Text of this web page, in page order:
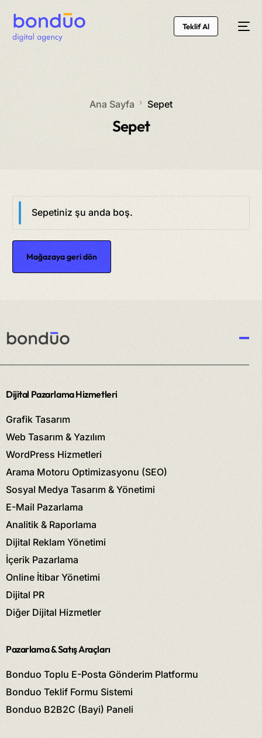
Teklif Al
Ana Sayfa Sepet
Sepet
Sepetiniz şu anda boş.
Mağazaya geri dön
Dijital Pazarlama Hizmetleri
Grafik Tasarım
Web Tasarım & Yazılım
WordPress Hizmetleri
Arama Motoru Optimizasyonu (SEO)
Sosyal Medya Tasarım & Yönetimi
E-Mail Pazarlama
Analitik & Raporlama
Dijital Reklam Yönetimi
İçerik Pazarlama
Online İtibar Yönetimi
Dijital PR
Diğer Dijital Hizmetler
Pazarlama & Satış Araçları
Bonduo Toplu E-Posta Gönderim Platformu
Bonduo Teklif Formu Sistemi
Bonduo B2B2C (Bayi) Paneli